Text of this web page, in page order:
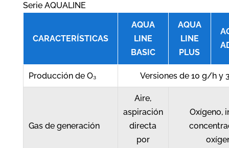
Serie AQUALINE
CARACTERÍSTICAS
AQUA
LINE
BASIC
AQUA
LINE
PLUS
Producción de O₃ Versiones de 10 g/h y
Gas de generación
Aire,
aspiración
directa
por
Oxígeno,